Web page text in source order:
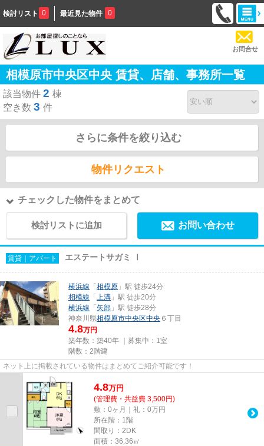
検討リスト 0 最近見た物件 0
お問合せ
相模原市中央区中央 賃貸、店舗、事務所一覧
該当物件 2 棟
空き数 3 件
さらに条件を絞り込む
物件リクエスト
チェックした物件をまとめて
検討リストに追加 お問い合わせ
賃貸｜アパート エステートサガミ Ⅰ
横浜線 「相模原 」駅 徒歩24分
相模線 「 上溝 」駅 徒歩20分
横浜線 「矢部 」駅 徒歩28分
神奈川県相模原市中央区中央 ６丁目
4.8万円
築年数：築40年 ｜募集中： 1室
階数：2階建
ネット上に掲載されている物件はまとめてご紹介可能です！
4.8万円
(管理費・共益費 3,500円)
敷：0ヶ月｜礼：0万円
所在階：1階
間取り：2DK
面積：36.36㎡